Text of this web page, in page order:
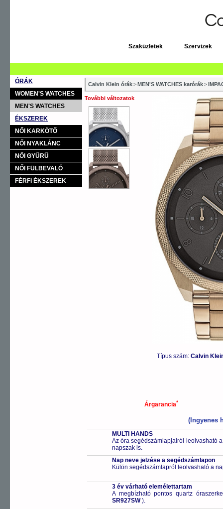
Szaküzletek Szervizek
ÓRÁK
WOMEN'S WATCHES
MEN'S WATCHES
ÉKSZEREK
NŐI KARKÖTŐ
NŐI NYAKLÁNC
NŐI GYŰRŰ
NŐI FÜLBEVALÓ
FÉRFI ÉKSZEREK
Calvin Klein órák>MEN'S WATCHES karórák>
További változatok
Típus szám: Calvin
Árgarancia*
(Ingyenes
MULTI HANDS
Az óra segédszámlapjairól leolvasható
napszak is.
Nap neve jelzése a segédszámlapon
Külön segédszámlapról leolvasható a
3 év várható elemélettartam
A megbízható pontos quartz
SR927SW).